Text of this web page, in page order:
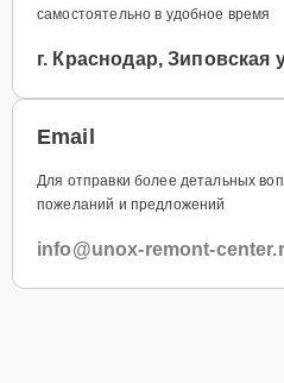
самостоятельно в удобное время
г. Краснодар, Зиповская
Email
Для отправки более детальных
пожеланий и предложений
info@unox-remont-